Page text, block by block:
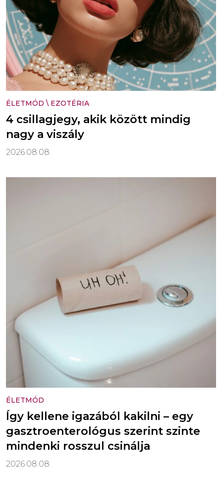
ÉLETMÓD \ EZOTÉRIA
4 csillagjegy, akik között mindig
nagy a viszály
2026.08.08.
ÉLETMÓD
Így kellene igazából kakilni – egy
gasztroenterológus szerint szinte
mindenki rosszul csinálja
2026.08.08.